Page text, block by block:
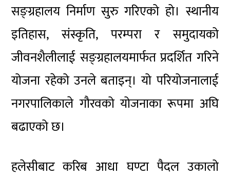
सङ्ग्रहालय निर्माण सुरु गरिएको हो। स्थानीय
इतिहास, संस्कृति, परम्परा र समुदायको
जीवनशैलीलाई सङ्ग्रहालयमार्फत प्रदर्शित गरिने
योजना रहेको उनले बताइन्। यो परियोजनालाई
नगरपालिकाले गौरवको योजनाका रूपमा अघि
बढाएको छ।
हलेसीबाट करिब आधा घण्टा पैदल उकालो